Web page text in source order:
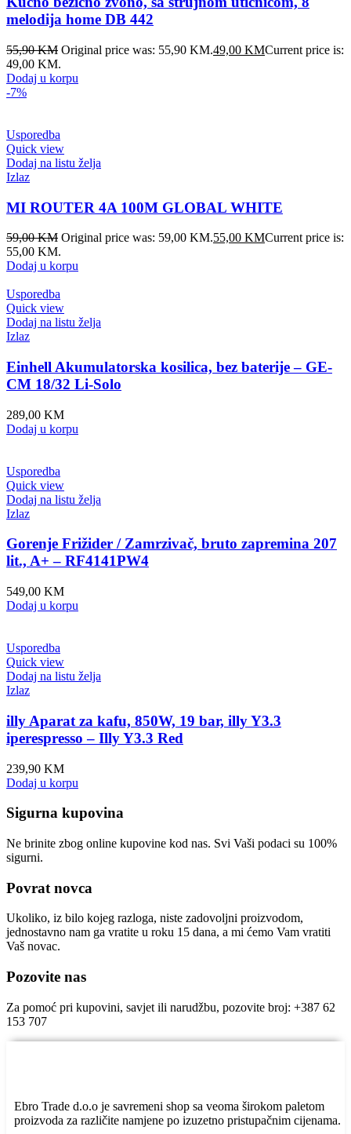
melodija home DB 442
55,90KM Original price was: 55,90 KM.49,00 KMCurrent price is:
49,00 KM.
Dodaj u korpu
-7%
Usporedba
Quick view
Dodaj na listu želja
Izlaz
MI ROUTER 4A 100M GLOBAL WHITE
59,00KM Original price was: 59,00 KM.55,00 KMCurrent price is:
55,00 KM.
Dodaj u korpu
Usporedba
Quick view
Dodaj na listu želja
Izlaz
Einhell Akumulatorska kosilica, bez baterije – GE-
CM 18/32 Li-Solo
289,00 KM
Dodaj u korpu
Usporedba
Quick view
Dodaj na listu želja
Izlaz
Gorenje Frižider / Zamrzivač, bruto zapremina 207
lit., A+ – RF4141PW4
549,00 KM
Dodaj u korpu
Usporedba
Quick view
Dodaj na listu želja
Izlaz
illy Aparat za kafu, 850W, 19 bar, illy Y3.3
iperespresso – Illy Y3.3 Red
239,90 KM
Dodaj u korpu
Sigurna kupovina
Ne brinite zbog online kupovine kod nas. Svi Vaši podaci su 100%
sigurni.
Povrat novca
Ukoliko, iz bilo kojeg razloga, niste zadovoljni proizvodom,
jednostavno nam ga vratite u roku 15 dana, a mi ćemo Vam vratiti
Vaš novac.
Pozovite nas
Za pomoć pri kupovini, savjet ili narudžbu, pozovite broj: +387 62
153 707
Ebro Trade d.o.o je savremeni shop sa veoma širokom paletom
proizvoda za različite namjene po izuzetno pristupačnim cijenama.